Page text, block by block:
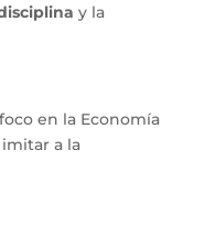
y la
en la Economía
a la